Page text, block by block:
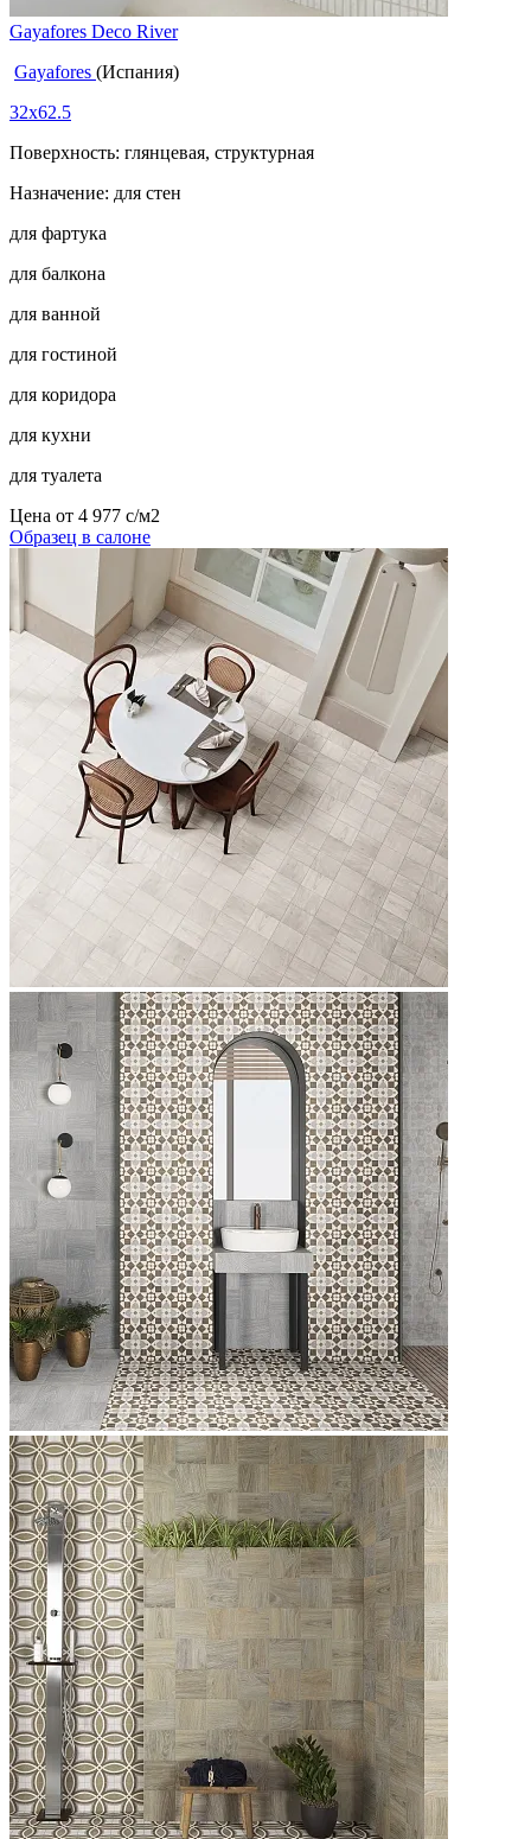
Gayafores Deco River
Gayafores (Испания)
32x62.5
Поверхность: глянцевая, структурная
Назначение: для стен
для фартука
для балкона
для ванной
для гостиной
для коридора
для кухни
для туалета
Цена от 4 977 c/м2
Образец в салоне